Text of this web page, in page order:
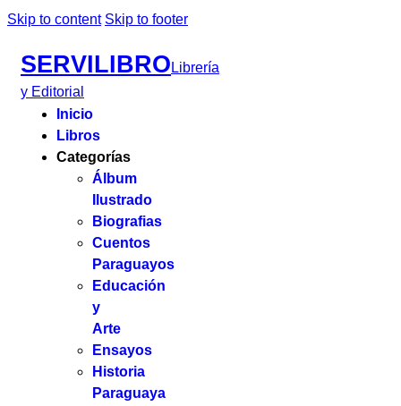
Skip to content Skip to footer
SERVILIBRO Librería
y Editorial
Inicio
Libros
Categorías
Álbum
Ilustrado
Biografias
Cuentos
Paraguayos
Educación
y
Arte
Ensayos
Historia
Paraguaya